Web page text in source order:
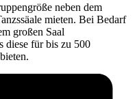
neben dem
mieten. Bei Bedarf
großen Saal
diese für bis zu 500